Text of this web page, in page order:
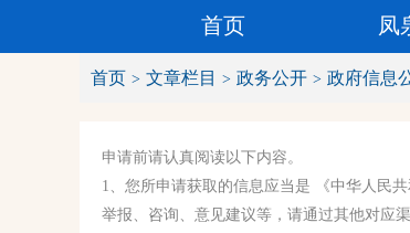
首页 凤
首页 文章栏目 政务公开 政府信息
申请前请认真阅读以下内容。
1、您所申请获取的信息应当是 《中华人民
举报、咨询、意见建议等，请通过其他对应渠